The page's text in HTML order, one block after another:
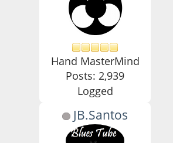
Hand MasterMind
Posts: 2,939
Logged
JB.Santos